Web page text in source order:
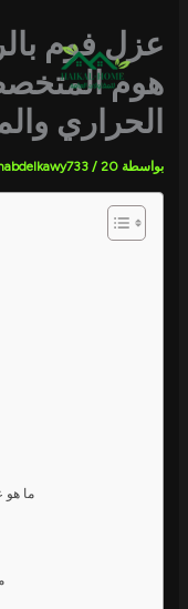
المحتوى
عزل فوم
هوم
الحراري
بواسطة / 20 أكتوبر، 2025
ما هو